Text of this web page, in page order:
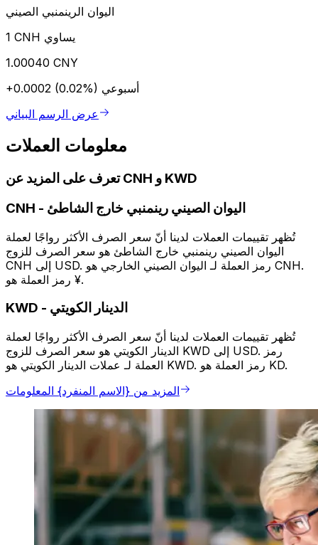
اليوان الرينمنبي الصيني
1 CNH يساوي
1.00040 CNY
+0.0002 (0.02%) أسبوعي
عرض الرسم البياني
معلومات العملات
تعرف على المزيد عن CNH و KWD
CNH - اليوان الصيني رينمنبي خارج الشاطئ
تُظهر تقييمات العملات لدينا أنّ سعر الصرف الأكثر رواجًا لعملة
اليوان الصيني رينمنبي خارج الشاطئ هو سعر الصرف للزوج
CNH إلى USD. رمز العملة لـ اليوان الصيني الخارجي هو CNH.
رمز العملة هو ¥.
KWD - الدينار الكويتي
تُظهر تقييمات العملات لدينا أنّ سعر الصرف الأكثر رواجًا لعملة
الدينار الكويتي هو سعر الصرف للزوج KWD إلى USD. رمز
العملة لـ عملات الدينار الكويتي هو KWD. رمز العملة هو KD.
المزيد من {الاسم المنفرد} المعلومات